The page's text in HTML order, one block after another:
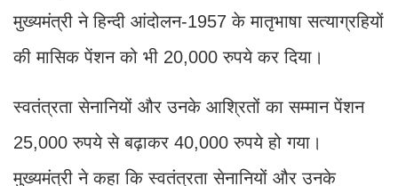
मुख्यमंत्री ने हिन्दी आंदोलन-1957 के मातृभाषा सत्याग्रहियों
की मासिक पेंशन को भी 20,000 रुपये कर दिया।
स्वतंत्रता सेनानियों और उनके आश्रितों का सम्मान पेंशन
25,000 रुपये से बढ़ाकर 40,000 रुपये हो गया।
मुख्यमंत्री ने कहा कि स्वतंत्रता सेनानियों और उनके